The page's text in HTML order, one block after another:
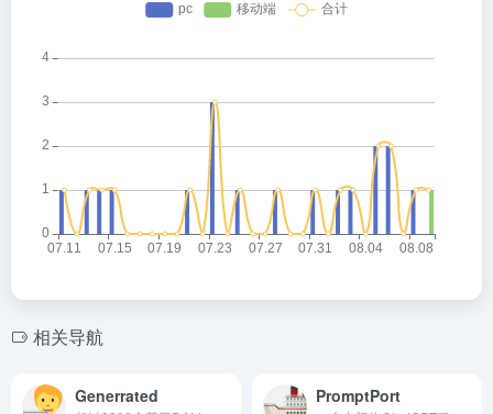
相关导航
Generrated PromptPort